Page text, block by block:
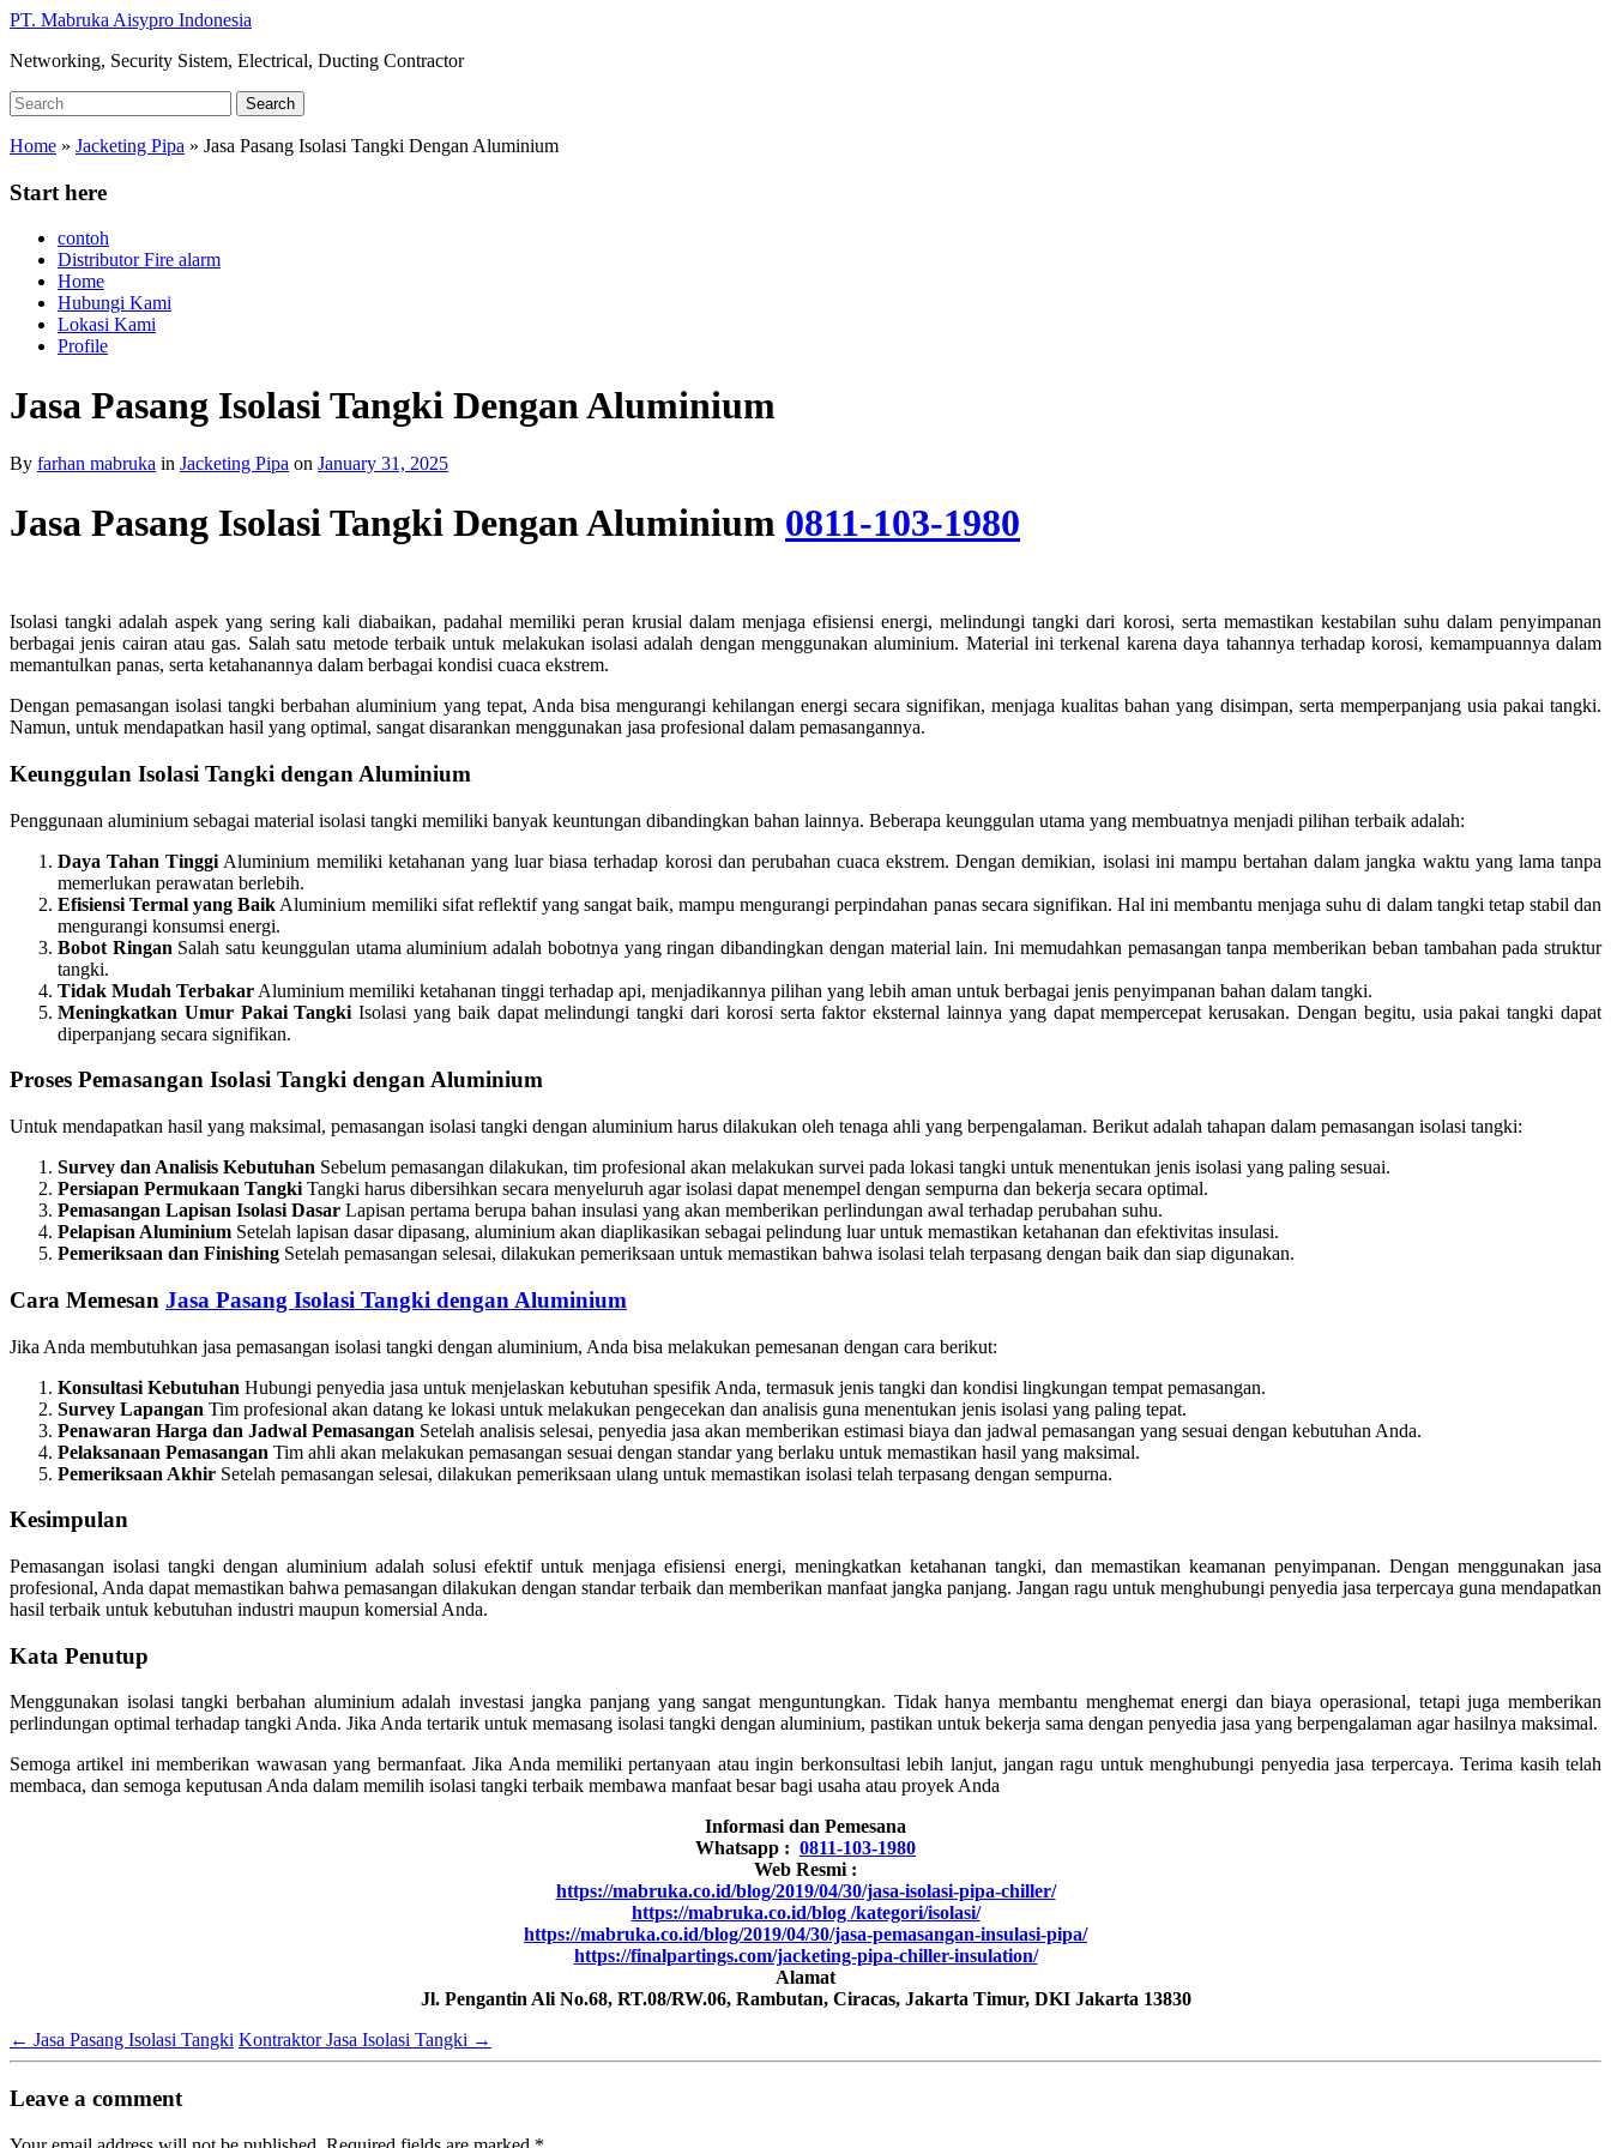
Skip
main
PT. Mabruka Aisypro Indonesia
Networking, Security Sistem, Electrical, Ducting Contractor
Search
for:
Search
Home » Jacketing Pipa » Jasa Pasang Isolasi Tangki Dengan Aluminium
Start here
contoh
Distributor Fire alarm
Home
Hubungi Kami
Lokasi Kami
Profile
Jasa Pasang Isolasi Tangki Dengan Aluminium
By farhan mabruka in Jacketing Pipa on January 31, 2025
Jasa Pasang Isolasi Tangki Dengan Aluminium 0811-103-1980
Isolasi tangki adalah aspek yang sering kali diabaikan, padahal memiliki peran krusial dalam menjaga efisiensi energi, melindungi tangki dari korosi, serta memastikan kestabilan suhu dalam penyimpanan
berbagai jenis cairan atau gas. Salah satu metode terbaik untuk melakukan isolasi adalah dengan menggunakan aluminium. Material ini terkenal karena daya tahannya terhadap korosi, kemampuannya dalam
memantulkan panas, serta ketahanannya dalam berbagai kondisi cuaca ekstrem.
Dengan pemasangan isolasi tangki berbahan aluminium yang tepat, Anda bisa mengurangi kehilangan energi secara signifikan, menjaga kualitas bahan yang disimpan, serta memperpanjang usia pakai tangki.
Namun, untuk mendapatkan hasil yang optimal, sangat disarankan menggunakan jasa profesional dalam pemasangannya.
Keunggulan Isolasi Tangki dengan Aluminium
Penggunaan aluminium sebagai material isolasi tangki memiliki banyak keuntungan dibandingkan bahan lainnya. Beberapa keunggulan utama yang membuatnya menjadi pilihan terbaik adalah:
Daya Tahan Tinggi Aluminium memiliki ketahanan yang luar biasa terhadap korosi dan perubahan cuaca ekstrem. Dengan demikian, isolasi ini mampu bertahan dalam jangka waktu yang lama tanpa
memerlukan perawatan berlebih.
Efisiensi Termal yang Baik Aluminium memiliki sifat reflektif yang sangat baik, mampu mengurangi perpindahan panas secara signifikan. Hal ini membantu menjaga suhu di dalam tangki tetap stabil dan
mengurangi konsumsi energi.
Bobot Ringan Salah satu keunggulan utama aluminium adalah bobotnya yang ringan dibandingkan dengan material lain. Ini memudahkan pemasangan tanpa memberikan beban tambahan pada struktur
tangki.
Tidak Mudah Terbakar Aluminium memiliki ketahanan tinggi terhadap api, menjadikannya pilihan yang lebih aman untuk berbagai jenis penyimpanan bahan dalam tangki.
Meningkatkan Umur Pakai Tangki Isolasi yang baik dapat melindungi tangki dari korosi serta faktor eksternal lainnya yang dapat mempercepat kerusakan. Dengan begitu, usia pakai tangki dapat
diperpanjang secara signifikan.
Proses Pemasangan Isolasi Tangki dengan Aluminium
Untuk mendapatkan hasil yang maksimal, pemasangan isolasi tangki dengan aluminium harus dilakukan oleh tenaga ahli yang berpengalaman. Berikut adalah tahapan dalam pemasangan isolasi tangki:
Survey dan Analisis Kebutuhan Sebelum pemasangan dilakukan, tim profesional akan melakukan survei pada lokasi tangki untuk menentukan jenis isolasi yang paling sesuai.
Persiapan Permukaan Tangki Tangki harus dibersihkan secara menyeluruh agar isolasi dapat menempel dengan sempurna dan bekerja secara optimal.
Pemasangan Lapisan Isolasi Dasar Lapisan pertama berupa bahan insulasi yang akan memberikan perlindungan awal terhadap perubahan suhu.
Pelapisan Aluminium Setelah lapisan dasar dipasang, aluminium akan diaplikasikan sebagai pelindung luar untuk memastikan ketahanan dan efektivitas insulasi.
Pemeriksaan dan Finishing Setelah pemasangan selesai, dilakukan pemeriksaan untuk memastikan bahwa isolasi telah terpasang dengan baik dan siap digunakan.
Cara Memesan Jasa Pasang Isolasi Tangki dengan Aluminium
Jika Anda membutuhkan jasa pemasangan isolasi tangki dengan aluminium, Anda bisa melakukan pemesanan dengan cara berikut:
Konsultasi Kebutuhan Hubungi penyedia jasa untuk menjelaskan kebutuhan spesifik Anda, termasuk jenis tangki dan kondisi lingkungan tempat pemasangan.
Survey Lapangan Tim profesional akan datang ke lokasi untuk melakukan pengecekan dan analisis guna menentukan jenis isolasi yang paling tepat.
Penawaran Harga dan Jadwal Pemasangan Setelah analisis selesai, penyedia jasa akan memberikan estimasi biaya dan jadwal pemasangan yang sesuai dengan kebutuhan Anda.
Pelaksanaan Pemasangan Tim ahli akan melakukan pemasangan sesuai dengan standar yang berlaku untuk memastikan hasil yang maksimal.
Pemeriksaan Akhir Setelah pemasangan selesai, dilakukan pemeriksaan ulang untuk memastikan isolasi telah terpasang dengan sempurna.
Kesimpulan
Pemasangan isolasi tangki dengan aluminium adalah solusi efektif untuk menjaga efisiensi energi, meningkatkan ketahanan tangki, dan memastikan keamanan penyimpanan. Dengan menggunakan jasa
profesional, Anda dapat memastikan bahwa pemasangan dilakukan dengan standar terbaik dan memberikan manfaat jangka panjang. Jangan ragu untuk menghubungi penyedia jasa terpercaya guna mendapatkan
hasil terbaik untuk kebutuhan industri maupun komersial Anda.
Kata Penutup
Menggunakan isolasi tangki berbahan aluminium adalah investasi jangka panjang yang sangat menguntungkan. Tidak hanya membantu menghemat energi dan biaya operasional, tetapi juga memberikan
perlindungan optimal terhadap tangki Anda. Jika Anda tertarik untuk memasang isolasi tangki dengan aluminium, pastikan untuk bekerja sama dengan penyedia jasa yang berpengalaman agar hasilnya maksimal.
Semoga artikel ini memberikan wawasan yang bermanfaat. Jika Anda memiliki pertanyaan atau ingin berkonsultasi lebih lanjut, jangan ragu untuk menghubungi penyedia jasa terpercaya. Terima kasih telah
membaca, dan semoga keputusan Anda dalam memilih isolasi tangki terbaik membawa manfaat besar bagi usaha atau proyek Anda
Informasi dan Pemesana
Whatsapp : 0811-103-1980
Web Resmi :
https://mabruka.co.id/blog/2019/04/30/jasa-isolasi-pipa-chiller/
https://mabruka.co.id/blog /kategori/isolasi/
https://mabruka.co.id/blog/2019/04/30/jasa-pemasangan-insulasi-pipa/
https://finalpartings.com/jacketing-pipa-chiller-insulation/
Alamat
Jl. Pengantin Ali No.68, RT.08/RW.06, Rambutan, Ciracas, Jakarta Timur, DKI Jakarta 13830
← Jasa Pasang Isolasi Tangki Kontraktor Jasa Isolasi Tangki →
Leave a comment